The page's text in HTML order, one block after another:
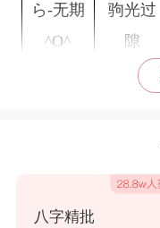
ら-无期
^O^
驹光过
隙
余情。
八字精批